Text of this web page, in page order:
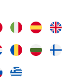
essais je n'ai pas en
que je lise le mode d